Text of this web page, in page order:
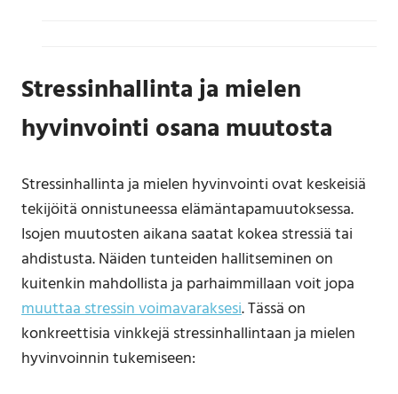
Stressinhallinta ja mielen
hyvinvointi osana muutosta
Stressinhallinta ja mielen hyvinvointi ovat keskeisiä
tekijöitä onnistuneessa elämäntapamuutoksessa.
Isojen muutosten aikana saatat kokea stressiä tai
ahdistusta. Näiden tunteiden hallitseminen on
kuitenkin mahdollista ja parhaimmillaan voit jopa
muuttaa stressin voimavaraksesi. Tässä on
konkreettisia vinkkejä stressinhallintaan ja mielen
hyvinvoinnin tukemiseen: